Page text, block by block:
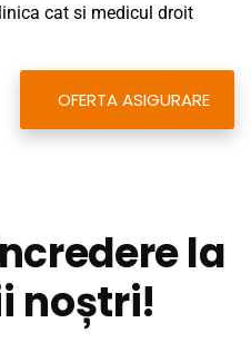
cat si medicul droit
OFERTA ASIGURARE
la
noștri!